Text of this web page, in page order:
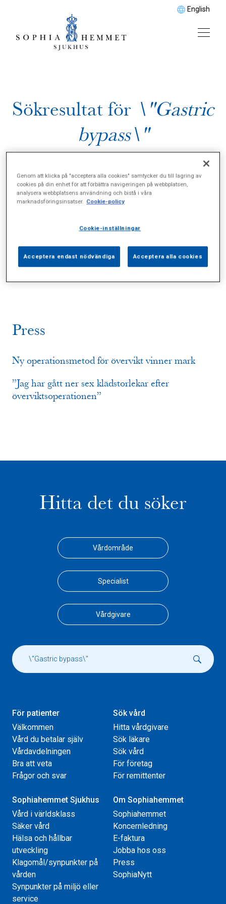
English
Sökresultat för \"Gastric
bypass\"
Alla (5) Vårdgivare (1) Specialister (0)
Press
Ny operationsmetod för övervikt vinner mark
”Jag har gått ner sex klädstorlekar efter
överviktsoperationen”
Hitta det du söker
Vårdområde
Specialist
Vårdgivare
För patienter
Välkommen
Vård du betalar själv
Vårdavdelningen
Bra att veta
Frågor och svar
Sök vård
Hitta vårdgivare
Sök läkare
Sök vård
För företag
För remittenter
Sophiahemmet Sjukhus
Vård i världsklass
Säker vård
Hälsa och hållbar
utveckling
Klagomål/synpunkter på
vården
Synpunkter på miljö eller
service
Om Sophiahemmet
Sophiahemmet
Koncernledning
E-faktura
Jobba hos oss
Press
SophiaNytt
Genom att klicka på "acceptera alla cookies" samtycker du till lagring av
cookies på din enhet för att förbättra navigeringen på webbplatsen,
analysera webbplatsens användning och bistå i våra
marknadsföringsinsatser. Cookie-policy
Cookie-inställningar
Acceptera endast nödvändiga Acceptera alla cookies